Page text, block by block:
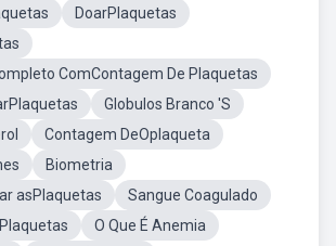
DoarPlaquetas
ComContagem De Plaquetas
Globulos Branco 'S
Contagem DeOplaqueta
Biometria
asPlaquetas
Sangue Coagulado
O Que É Anemia